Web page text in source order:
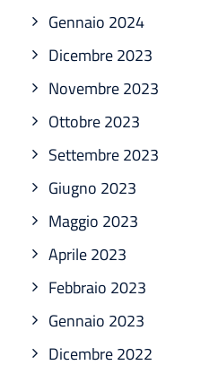
Gennaio 2024
Dicembre 2023
Novembre 2023
Ottobre 2023
Settembre 2023
Giugno 2023
Maggio 2023
Aprile 2023
Febbraio 2023
Gennaio 2023
Dicembre 2022